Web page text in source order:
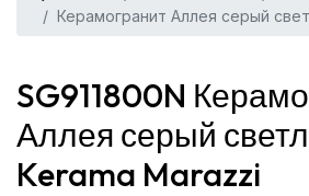
Керамогранит Аллея серый
SG911800N
Аллея серый
Kerama Marazzi